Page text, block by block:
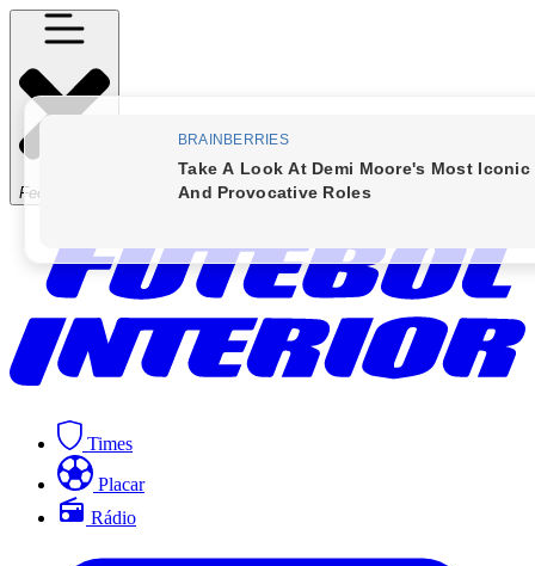
Fechar Menu
Times
Placar
Rádio